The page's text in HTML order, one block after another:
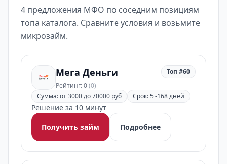
4 предложения МФО по соседним позициям
топа каталога. Сравните условия и возьмите
микрозайм.
Мега Деньги
Рейтинг: 0(0)
Топ #60
Сумма: от 3000 до 70000 руб Срок: 5 -168 дней
Решение за 10 минут
Получить займ
Подробнее